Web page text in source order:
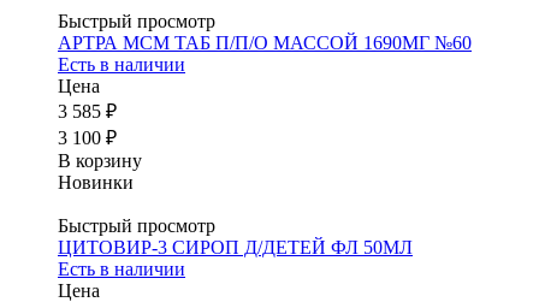
Быстрый просмотр
АРТРА МСМ ТАБ П/П/О МАССОЙ 1690МГ №60
Есть в наличии
Цена
3 585 ₽
3 100 ₽
В корзину
Новинки
Быстрый просмотр
ЦИТОВИР-3 СИРОП Д/ДЕТЕЙ ФЛ 50МЛ
Есть в наличии
Цена